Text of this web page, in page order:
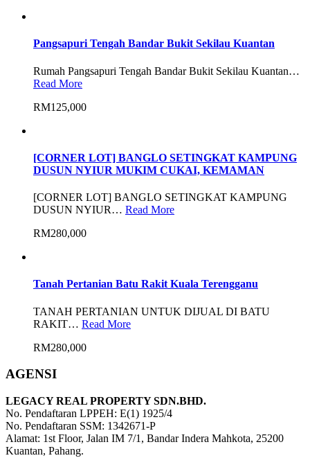
Pangsapuri Tengah Bandar Bukit Sekilau Kuantan
Rumah Pangsapuri Tengah Bandar Bukit Sekilau Kuantan…
Read More
RM125,000
[CORNER LOT] BANGLO SETINGKAT KAMPUNG
DUSUN NYIUR MUKIM CUKAI, KEMAMAN
[CORNER LOT] BANGLO SETINGKAT KAMPUNG
DUSUN NYIUR… Read More
RM280,000
Tanah Pertanian Batu Rakit Kuala Terengganu
TANAH PERTANIAN UNTUK DIJUAL DI BATU
RAKIT… Read More
RM280,000
AGENSI
LEGACY REAL PROPERTY SDN.BHD.
No. Pendaftaran LPPEH: E(1) 1925/4
No. Pendaftaran SSM: 1342671-P
Alamat: 1st Floor, Jalan IM 7/1, Bandar Indera Mahkota, 25200
Kuantan, Pahang.